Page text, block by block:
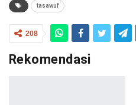
tasawuf
208
Rekomendasi